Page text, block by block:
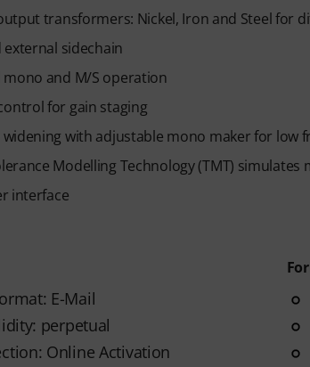
transformers: Nickel, Iron and Steel for
sidechain
mono and M/S operation
for gain staging
widening with adjustable mono maker for low
Modelling Technology (TMT)
interface
E-Mail
perpetual
Online Activation